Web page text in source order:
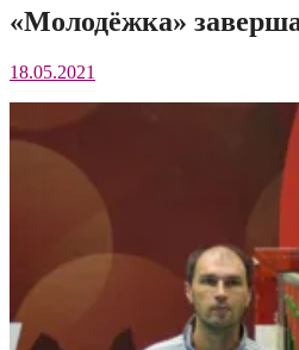
«Молодёжка»
18.05.2021